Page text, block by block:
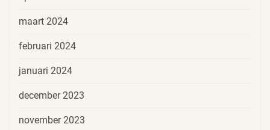
maart 2024
februari 2024
januari 2024
december 2023
november 2023